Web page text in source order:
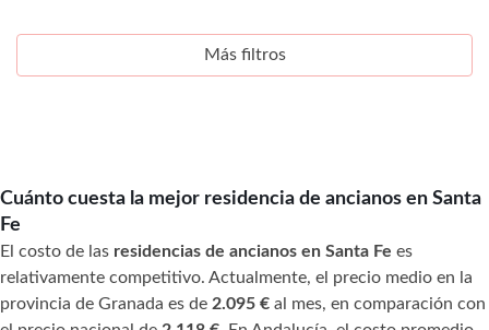
Más filtros
Cuánto cuesta la mejor residencia de ancianos en Santa
Fe
El costo de las residencias de ancianos en Santa Fe es
relativamente competitivo. Actualmente, el precio medio en la
provincia de Granada es de 2.095 € al mes, en comparación con